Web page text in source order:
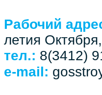
Рабочий
летия
тел.: 8(3412)
e-mail: